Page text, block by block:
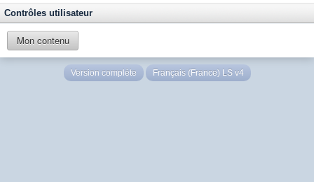
Contrôles utilisateur
Mon contenu
Version complète Français (France) LS v4